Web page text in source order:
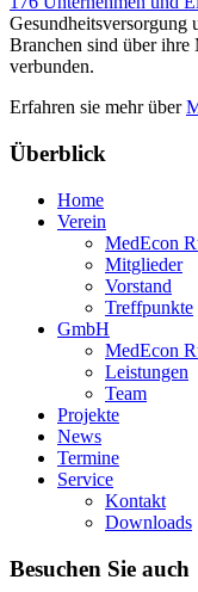
Gesundheitsversorgung
Branchen sind über
verbunden.
Erfahren sie mehr über
Überblick
Home
Verein
MedEcon
Mitglieder
Vorstand
Treffpunkte
GmbH
MedEcon
Leistungen
Team
Projekte
News
Termine
Service
Kontakt
Downloads
Besuchen Sie auch